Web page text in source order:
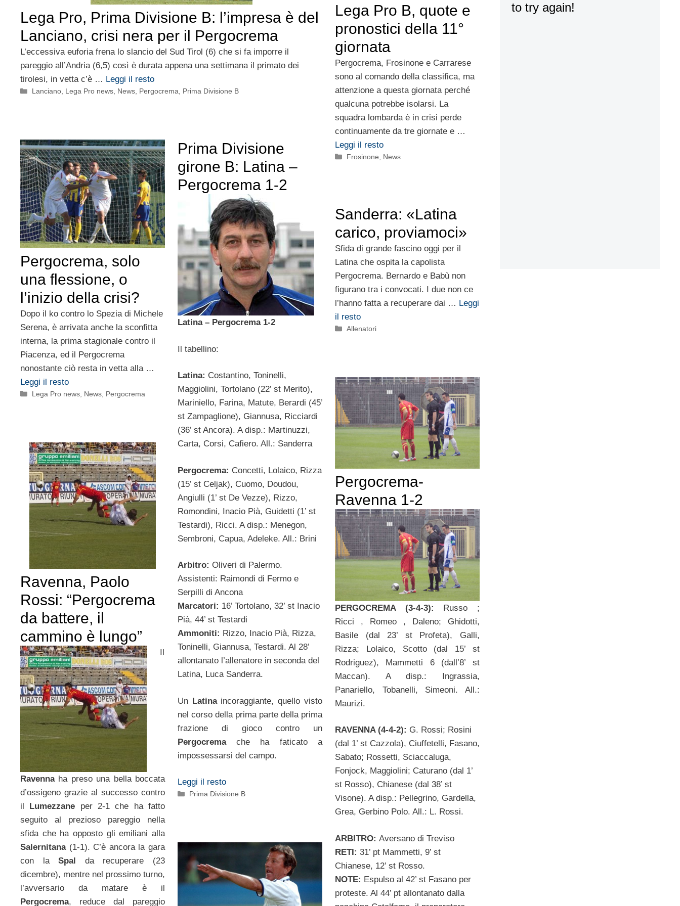
Lega Pro, Prima Divisione B: l’impresa è del
Lanciano, crisi nera per il Pergocrema
L’eccessiva euforia frena lo slancio del Sud Tirol (6) che si fa imporre il
pareggio all’Andria (6,5) così è durata appena una settimana il primato dei
tirolesi, in vetta c’è … Leggi il resto
Categorie
Lanciano, Lega Pro news, News, Pergocrema, Prima Divisione B
Lega Pro B, quote e
pronostici della 11°
giornata
Pergocrema, Frosinone e Carrarese
sono al comando della classifica, ma
attenzione a questa giornata perché
qualcuna potrebbe isolarsi. La
squadra lombarda è in crisi perde
continuamente da tre giornate e …
Leggi il resto
Categorie
Frosinone News
Pergocrema, solo
una flessione, o
l’inizio della crisi?
Dopo il ko contro lo Spezia di Michele
Serena, è arrivata anche la sconfitta
interna, la prima stagionale contro il
Piacenza, ed il Pergocrema
nonostante ciò resta in vetta alla …
Leggi il resto
Categorie
Lega Pro news News Pergocrema
Prima Divisione
girone B: Latina –
Pergocrema 1-2
Latina – Pergocrema 1-2
Il tabellino:
Latina: Costantino, Toninelli,
Maggiolini, Tortolano (22’ st Merito),
Mariniello, Farina, Matute, Berardi (45’
st Zampaglione), Giannusa, Ricciardi
(36’ st Ancora). A disp.: Martinuzzi,
Carta, Corsi, Cafiero. All.: Sanderra
Pergocrema: Concetti, Lolaico, Rizza
(15’ st Celjak), Cuomo, Doudou,
Angiulli (1’ st De Vezze), Rizzo,
Romondini, Inacio Pià, Guidetti (1’ st
Testardi), Ricci. A disp.: Menegon,
Sembroni, Capua, Adeleke. All.: Brini
Arbitro: Oliveri di Palermo.
Assistenti: Raimondi di Fermo e
Serpilli di Ancona
Marcatori: 16’ Tortolano, 32’ st Inacio
Pià, 44’ st Testardi
Ammoniti: Rizzo, Inacio Pià, Rizza,
Toninelli, Giannusa, Testardi. Al 28’
allontanato l’allenatore in seconda del
Latina, Luca Sanderra.
Un Latinaincoraggiante, quello visto
nel corso della prima parte della prima
frazione di gioco contro un
Pergocremache ha faticato a
impossessarsi del campo.
Leggi il resto
Categorie
Prima Divisione B
Sanderra: «Latina
carico, proviamoci»
Sfida di grande fascino oggi per il
Latina che ospita la capolista
Pergocrema. Bernardo e Babù non
figurano tra i convocati. I due non ce
l’hanno fatta a recuperare dai … Leggi
il resto
Categorie
Allenatori
Pergocrema-
Ravenna 1-2
PERGOCREMA (3-4-3): Russo ;
Ricci , Romeo , Daleno; Ghidotti,
Basile (dal 23’ st Profeta), Galli,
Rizza; Lolaico, Scotto (dal 15’ st
Rodriguez), Mammetti 6 (dall’8’ st
Maccan). A disp.: Ingrassia,
Panariello, Tobanelli, Simeoni. All.:
Maurizi.
RAVENNA (4-4-2): G. Rossi; Rosini
(dal 1’ st Cazzola), Ciuffetelli, Fasano,
Sabato; Rossetti, Sciaccaluga,
Fonjock, Maggiolini; Caturano (dal 1’
st Rosso), Chianese (dal 38’ st
Visone). A disp.: Pellegrino, Gardella,
Grea, Gerbino Polo. All.: L. Rossi.
ARBITRO: Aversano di Treviso
RETI: 31’ pt Mammetti, 9’ st
Chianese, 12’ st Rosso.
NOTE: Espulso al 42’ st Fasano per
proteste. Al 44’ pt allontanato dalla
Ravenna, Paolo
Rossi: “Pergocrema
da battere, il
cammino è lungo”
Il
Ravenna ha preso una bella boccata
d’ossigeno grazie al successo contro
il Lumezzane per 2-1 che ha fatto
seguito al prezioso pareggio nella
sfida che ha opposto gli emiliani alla
Salernitana (1-1). C’è ancora la gara
con laSpal da recuperare (23
dicembre), mentre nel prossimo turno,
l’avversario da matare è il
Pergocrema, reduce dal pareggio